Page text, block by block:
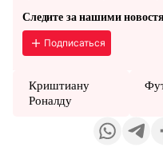
Следите за нашими
Подписаться
Криштиану
Роналду